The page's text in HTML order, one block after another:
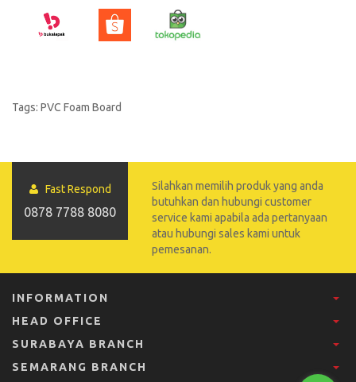
Tags: PVC Foam Board
Fast Respond
0878 7788 8080
Silahkan memilih produk yang anda
butuhkan dan hubungi customer
service kami apabila ada pertanyaan
atau hubungi sales kami untuk
pemesanan.
INFORMATION
HEAD OFFICE
SURABAYA BRANCH
SEMARANG BRANCH